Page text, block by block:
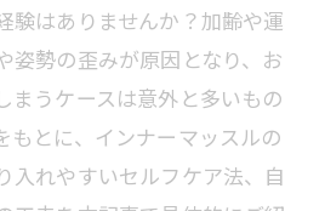
験はありませんか？加齢や運
姿勢の歪みが原因となり、お
まうケースは意外と多いもの
もとに、インナーマッスルの
入れやすいセルフケア法、自